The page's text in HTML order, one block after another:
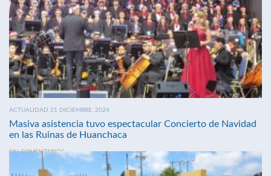
ACTUALIDAD 21 DICIEMBRE, 2024
Masiva asistencia tuvo espectacular Concierto de Navidad
en las Ruinas de Huanchaca
SIN COMENTARIOS